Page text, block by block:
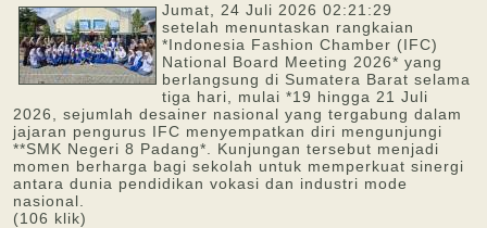
Jumat, 24 Juli 2026 02:21:29
setelah menuntaskan rangkaian
*Indonesia Fashion Chamber (IFC)
National Board Meeting 2026* yang
berlangsung di Sumatera Barat selama
tiga hari, mulai *19 hingga 21 Juli
2026, sejumlah desainer nasional yang tergabung dalam
jajaran pengurus IFC menyempatkan diri mengunjungi
**SMK Negeri 8 Padang*. Kunjungan tersebut menjadi
momen berharga bagi sekolah untuk memperkuat sinergi
antara dunia pendidikan vokasi dan industri mode
nasional.
(106 klik)